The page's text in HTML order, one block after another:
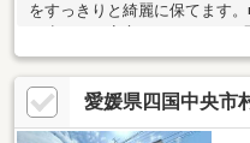
をすっきりと綺麗に保てます
愛媛県四国中央市